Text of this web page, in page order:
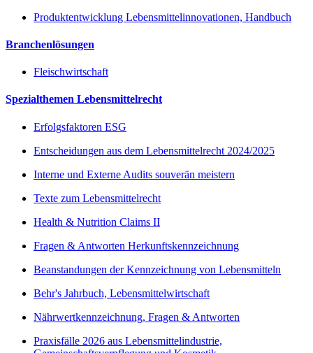
Produktentwicklung Lebensmittelinnovationen, Handbuch
Branchenlösungen
Fleischwirtschaft
Spezialthemen Lebensmittelrecht
Erfolgsfaktoren ESG
Entscheidungen aus dem Lebensmittelrecht 2024/2025
Interne und Externe Audits souverän meistern
Texte zum Lebensmittelrecht
Health & Nutrition Claims II
Fragen & Antworten Herkunftskennzeichnung
Beanstandungen der Kennzeichnung von Lebensmitteln
Behr's Jahrbuch, Lebensmittelwirtschaft
Nährwertkennzeichnung, Fragen & Antworten
Praxisfälle 2026 aus Lebensmittelindustrie,